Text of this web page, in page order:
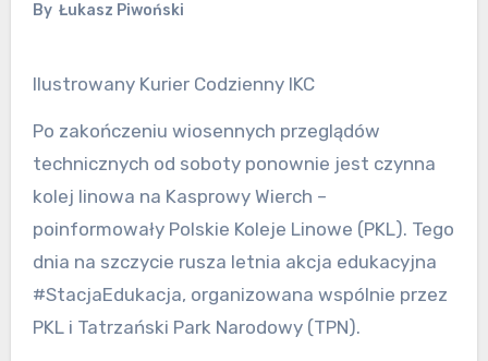
By Łukasz Piwoński
Ilustrowany Kurier Codzienny IKC
Po zakończeniu wiosennych przeglądów
technicznych od soboty ponownie jest czynna
kolej linowa na Kasprowy Wierch –
poinformowały Polskie Koleje Linowe (PKL). Tego
dnia na szczycie rusza letnia akcja edukacyjna
#StacjaEdukacja, organizowana wspólnie przez
PKL i Tatrzański Park Narodowy (TPN).